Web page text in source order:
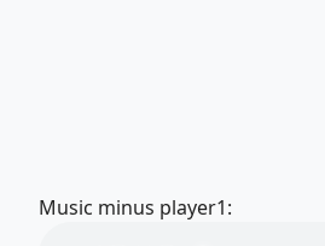
Music minus player1: